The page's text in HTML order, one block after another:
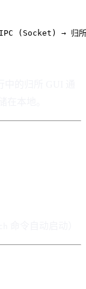
(Socket) → 归所